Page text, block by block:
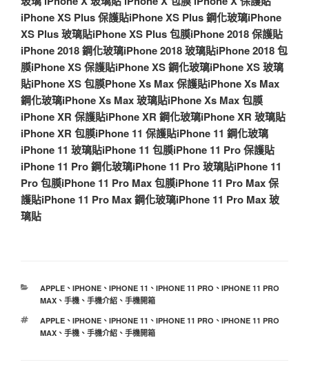
iPhone XS Plus 保護貼iPhone XS Plus 鋼化玻璃iPhone
XS Plus 玻璃貼iPhone XS Plus 包膜iPhone 2018 保護貼
iPhone 2018 鋼化玻璃iPhone 2018 玻璃貼iPhone 2018 包
膜iPhone XS 保護貼iPhone XS 鋼化玻璃iPhone XS 玻璃
貼iPhone XS 包膜Phone Xs Max 保護貼iPhone Xs Max
鋼化玻璃iPhone Xs Max 玻璃貼iPhone Xs Max 包膜
iPhone XR 保護貼iPhone XR 鋼化玻璃iPhone XR 玻璃貼
iPhone XR 包膜iPhone 11 保護貼iPhone 11 鋼化玻璃
iPhone 11 玻璃貼iPhone 11 包膜iPhone 11 Pro 保護貼
iPhone 11 Pro 鋼化玻璃iPhone 11 Pro 玻璃貼iPhone 11
Pro 包膜iPhone 11 Pro Max 包膜iPhone 11 Pro Max 保
護貼iPhone 11 Pro Max 鋼化玻璃iPhone 11 Pro Max 玻
璃貼
分
類
APPLE、 IPHONE、 IPHONE 11 、 IPHONE 11 PRO 、 IPHONE 11 PRO
MAX、 手機、 手機介紹、 手機開箱
標
籤
APPLE、 IPHONE、 IPHONE 11 、 IPHONE 11 PRO 、 IPHONE 11 PRO
MAX、 手機、 手機介紹、 手機開箱